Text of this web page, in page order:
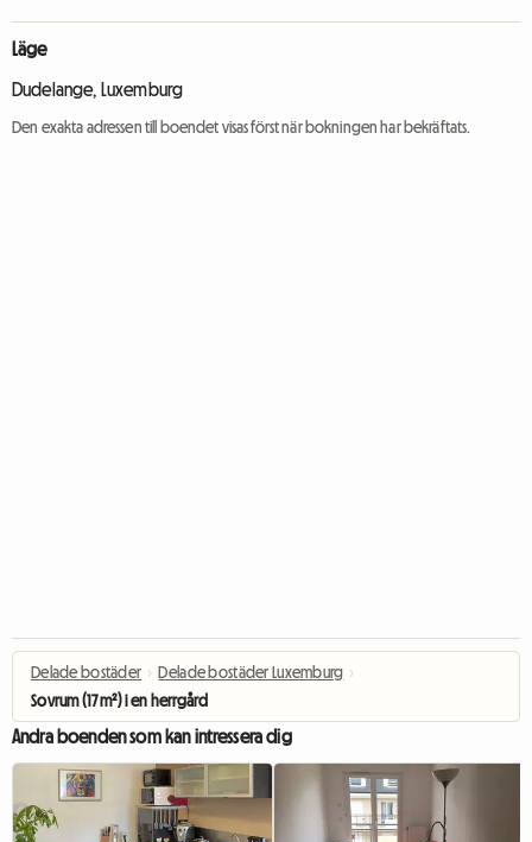
Läge
Dudelange, Luxemburg
Den exakta adressen till boendet visas först när bokningen har bekräftats.
Delade bostäder › Delade bostäder Luxemburg ›
Sovrum (17 m²) i en herrgård
Andra boenden som kan intressera dig